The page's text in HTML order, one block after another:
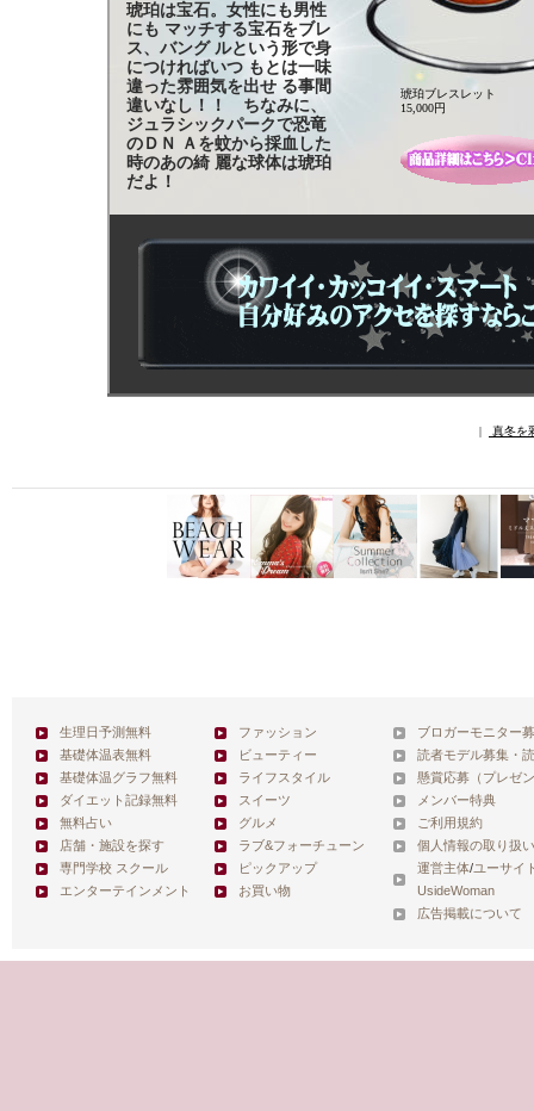
琥珀は宝石。女性にも男性
にも マッチする宝石をブレ
ス、バング ルという形で身
につければいつ もとは一味
違った雰囲気を出せ る事間
違いなし！！ ちなみに、
ジュラシックパークで恐竜
のＤＮ Ａを蚊から採血した
時のあの綺 麗な球体は琥珀
だよ！
琥珀ブレスレット
15,000円
| 真冬を
生理日予測無料
基礎体温表無料
基礎体温グラフ無料
ダイエット記録無料
無料占い
店舗・施設を探す
専門学校 スクール
エンターテインメント
ファッション
ビューティー
ライフスタイル
スイーツ
グルメ
ラブ&フォーチューン
ピックアップ
お買い物
ブロガーモニター
読者モデル募集・
懸賞応募（プレゼ
メンバー特典
ご利用規約
個人情報の取り扱
運営主体/ユーサイ
UsideWoman
広告掲載について